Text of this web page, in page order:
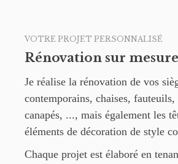
VOTRE PROJET PERSONNALISÉ
Rénovation sur mesure
Je réalise la rénovation de vos
contemporains, chaises, fauteuils,
canapés, ..., mais également les
éléments de décoration de style
Chaque projet est élaboré en